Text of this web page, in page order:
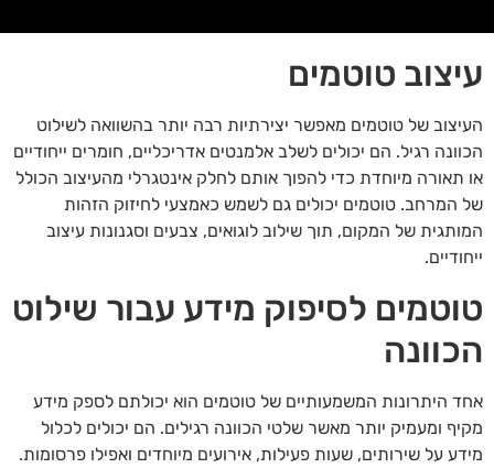
עיצוב טוטמים
העיצוב של טוטמים מאפשר יצירתיות רבה יותר בהשוואה לשילוט
הכוונה רגיל. הם יכולים לשלב אלמנטים אדריכליים, חומרים ייחודיים
או תאורה מיוחדת כדי להפוך אותם לחלק אינטגרלי מהעיצוב הכולל
של המרחב. טוטמים יכולים גם לשמש כאמצעי לחיזוק הזהות
המותגית של המקום, תוך שילוב לוגואים, צבעים וסגנונות עיצוב
ייחודיים.
טוטמים לסיפוק מידע עבור שילוט
הכוונה
אחד היתרונות המשמעותיים של טוטמים הוא יכולתם לספק מידע
מקיף ומעמיק יותר מאשר שלטי הכוונה רגילים. הם יכולים לכלול
מידע על שירותים, שעות פעילות, אירועים מיוחדים ואפילו פרסומות.